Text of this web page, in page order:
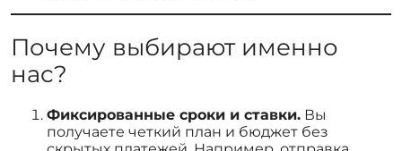
Почему выбирают именно
нас?
Фиксированные сроки и ставки. Вы
получаете четкий план и бюджет без